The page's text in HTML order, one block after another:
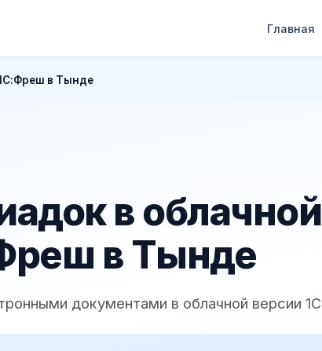
Главная
в Тынде
в облачной
в Тынде
документами в облачной версии 1С